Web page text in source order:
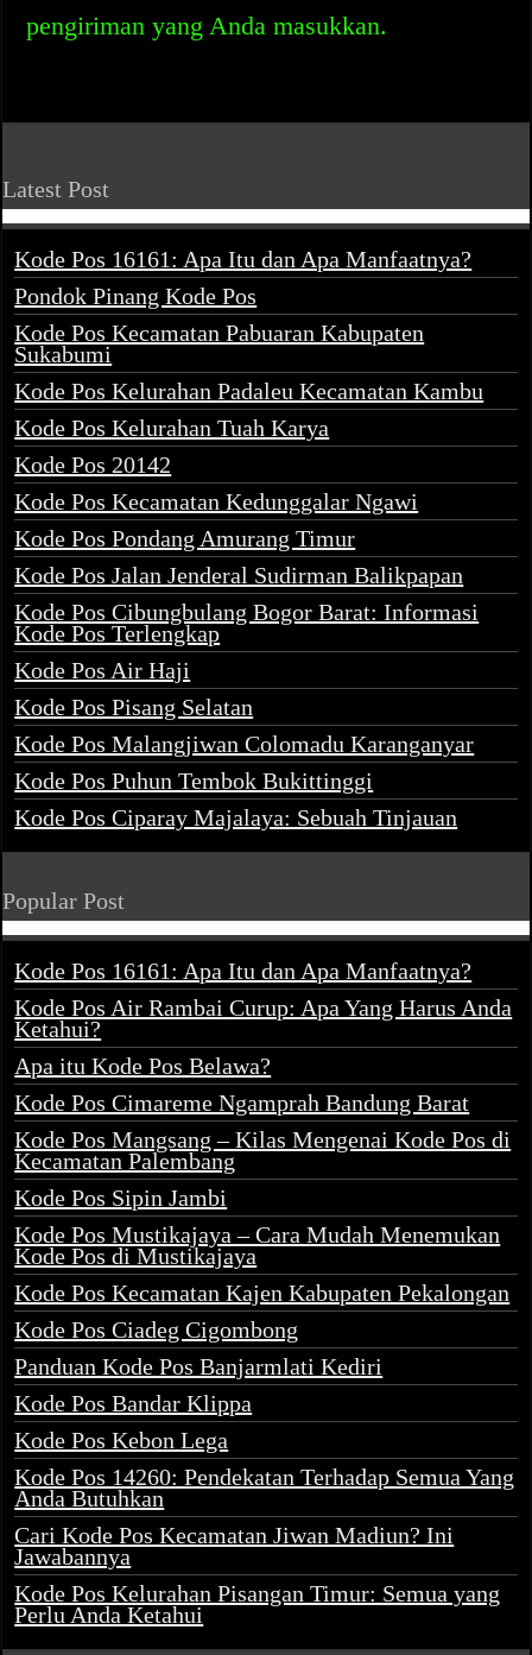
pengiriman yang Anda masukkan.
Latest Post
Kode Pos 16161: Apa Itu dan Apa Manfaatnya?
Pondok Pinang Kode Pos
Kode Pos Kecamatan Pabuaran Kabupaten
Sukabumi
Kode Pos Kelurahan Padaleu Kecamatan Kambu
Kode Pos Kelurahan Tuah Karya
Kode Pos 20142
Kode Pos Kecamatan Kedunggalar Ngawi
Kode Pos Pondang Amurang Timur
Kode Pos Jalan Jenderal Sudirman Balikpapan
Kode Pos Cibungbulang Bogor Barat: Informasi
Kode Pos Terlengkap
Kode Pos Air Haji
Kode Pos Pisang Selatan
Kode Pos Malangjiwan Colomadu Karanganyar
Kode Pos Puhun Tembok Bukittinggi
Kode Pos Ciparay Majalaya: Sebuah Tinjauan
Popular Post
Kode Pos 16161: Apa Itu dan Apa Manfaatnya?
Kode Pos Air Rambai Curup: Apa Yang Harus Anda
Ketahui?
Apa itu Kode Pos Belawa?
Kode Pos Cimareme Ngamprah Bandung Barat
Kode Pos Mangsang – Kilas Mengenai Kode Pos di
Kecamatan Palembang
Kode Pos Sipin Jambi
Kode Pos Mustikajaya – Cara Mudah Menemukan
Kode Pos di Mustikajaya
Kode Pos Kecamatan Kajen Kabupaten Pekalongan
Kode Pos Ciadeg Cigombong
Panduan Kode Pos Banjarmlati Kediri
Kode Pos Bandar Klippa
Kode Pos Kebon Lega
Kode Pos 14260: Pendekatan Terhadap Semua Yang
Anda Butuhkan
Cari Kode Pos Kecamatan Jiwan Madiun? Ini
Jawabannya
Kode Pos Kelurahan Pisangan Timur: Semua yang
Perlu Anda Ketahui